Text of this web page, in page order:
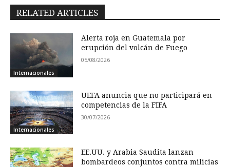
RELATED ARTICLES
Internacionales
Alerta roja en Guatemala por
erupción del volcán de Fuego
05/08/2026
Internacionales
UEFA anuncia que no participará en
competencias de la FIFA
30/07/2026
EE.UU. y Arabia Saudita lanzan
bombardeos conjuntos contra milicias